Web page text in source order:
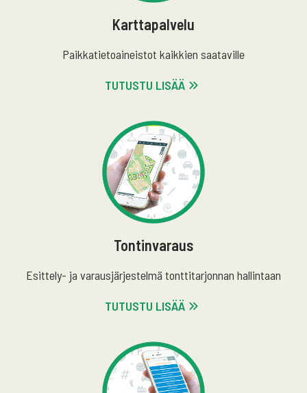
Karttapalvelu
Paikkatietoaineistot kaikkien saataville
TUTUSTU LISÄÄ
Tontinvaraus
Esittely- ja varausjärjestelmä tonttitarjonnan hallintaan
TUTUSTU LISÄÄ